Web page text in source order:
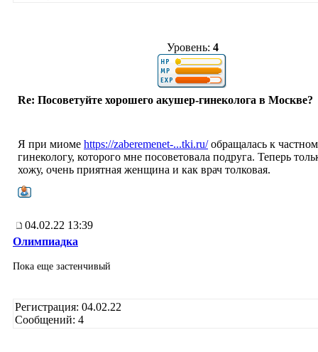
Уровень: 4
Re: Посоветуйте хорошего акушер-гинеколога в Москве?
Я при миоме https://zaberemenet-...tki.ru/обращалась к
гинекологу, которого мне посоветовала подруга. Теперь
хожу, очень приятная женщина и как врач толковая.
04.02.22 13:39
Олимпиадка
Пока еще застенчивый
Регистрация: 04.02.22
Сообщений: 4